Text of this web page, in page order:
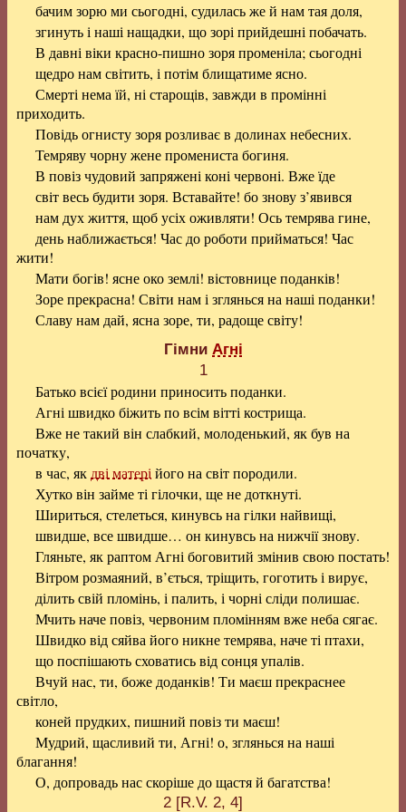
бачим зорю ми сьогодні, судилась же й нам тая доля,
згинуть і наші нащадки, що зорі прийдешні побачать.
В давні віки красно-пишно зоря променіла; сьогодні
щедро нам світить, і потім блищатиме ясно.
Смерті нема їй, ні старощів, завжди в промінні
приходить.
Повідь огнисту зоря розливає в долинах небесних.
Темряву чорну жене промениста богиня.
В повіз чудовий запряжені коні червоні. Вже їде
світ весь будити зоря. Вставайте! бо знову з’явився
нам дух життя, щоб усіх оживляти! Ось темрява гине,
день наближається! Час до роботи прийматься! Час
жити!
Мати богів! ясне око землі! вістовнице поданків!
Зоре прекрасна! Світи нам і зглянься на наші поданки!
Славу нам дай, ясна зоре, ти, радоще світу!
Гімни Агні
1
Батько всієї родини приносить поданки.
Агні швидко біжить по всім вітті кострища.
Вже не такий він слабкий, молоденький, як був на
початку,
в час, як дві матері його на світ породили.
Хутко він займе ті гілочки, ще не доткнуті.
Шириться, стелеться, кинувсь на гілки найвищі,
швидше, все швидше… он кинувсь на нижчії знову.
Гляньте, як раптом Агні боговитий змінив свою постать!
Вітром розмаяний, в’ється, тріщить, гоготить і вирує,
ділить свій пломінь, і палить, і чорні сліди полишає.
Мчить наче повіз, червоним пломінням вже неба сягає.
Швидко від сяйва його никне темрява, наче ті птахи,
що поспішають сховатись від сонця упалів.
Вчуй нас, ти, боже доданків! Ти маєш прекраснее
світло,
коней прудких, пишний повіз ти маєш!
Мудрий, щасливий ти, Агні! о, зглянься на наші
благання!
О, допровадь нас скоріше до щастя й багатства!
2 [R.V. 2, 4]